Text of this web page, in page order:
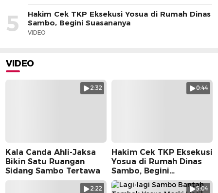
5
Hakim Cek TKP Eksekusi Yosua di Rumah Dinas
Sambo, Begini Suasananya
VIDEO
VIDEO
2:32
Kala Canda Ahli-Jaksa
Bikin Satu Ruangan
Sidang Sambo Tertawa
0:44
Hakim Cek TKP Eksekusi
Yosua di Rumah Dinas
Sambo, Begini
Suasananya
2:22 5:04